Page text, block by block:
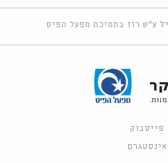
ע"ש רוז בתמיכת מפעל הפיס
פייסבוק
אינסטגרם